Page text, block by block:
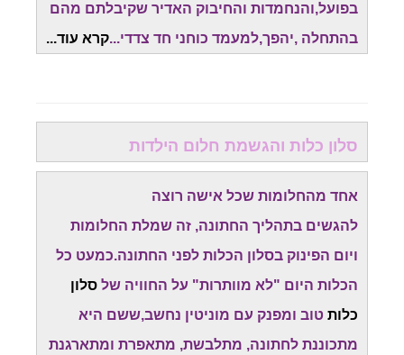
בפועל,והנחמדות והחיבוק האדיר שקיבלתם מהם
בהתחלה ,יהפך,למעמד כוחני חד צדדי...קרא עוד...
סלון כלות והגשמת חלום הילדות
אחד מהחלומות שכל אישה רוצה
להגשים בתהליך החתונה, זה שמלת החלומות
ויום הפינוק בסלון הכלות לפני החתונה.כמעט כל
הכלות היום "לא מוותרות" על החוויה של סלון
כלות טוב ומפנק עם מוניטין נחשב,ששם היא
מתכוננת לחתונה, מתלבשת, מתאפרת ומתארגנת